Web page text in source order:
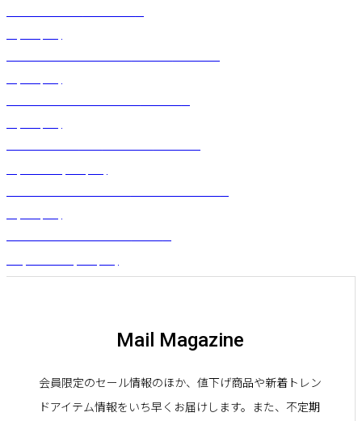
Mail Magazine
会員限定のセール情報のほか、値下げ商品や新着トレン
ドアイテム情報をいち早くお届けします。また、不定期